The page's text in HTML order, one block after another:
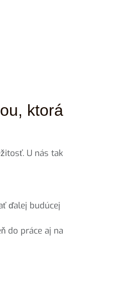
ktorá
U nás tak
ďalej budúcej
do práce aj na